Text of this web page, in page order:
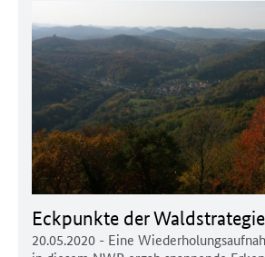
Eckpunkte der
20.05.2020 - Eine